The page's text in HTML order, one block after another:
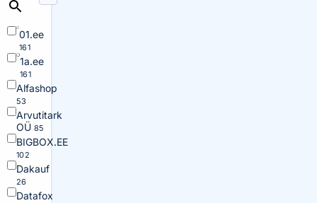
01.ee
161
1a.ee
161
Alfashop
53
Arvutitark
OÜ 85
BIGBOX.EE
102
Dakauf
26
Datafox